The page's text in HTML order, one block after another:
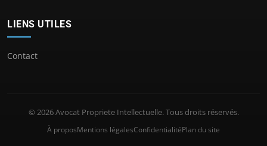
LIENS UTILES
Contact
© 2026 Avocat Propriete Intellectuelle. Tous droits réservés.
À proposMentions légalesConfidentialitéPlan du site